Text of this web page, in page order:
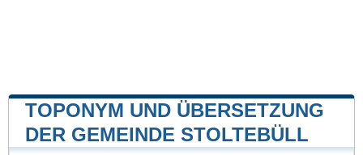
TOPONYM UND ÜBERSETZUNG
DER GEMEINDE STOLTEBÜLL